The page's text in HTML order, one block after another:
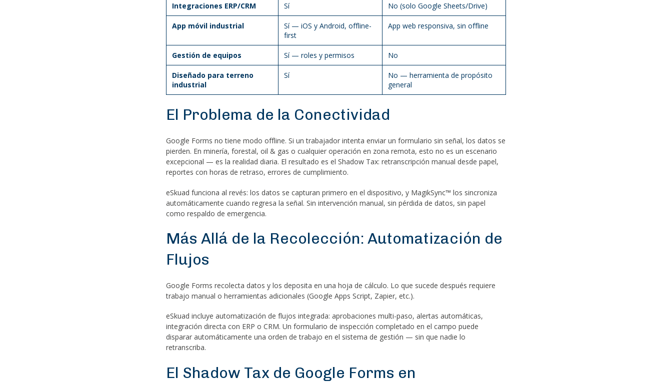
Integraciones ERP/CRM Sí No (solo Google Sheets/Drive)
App móvil industrial
Sí — iOS y Android, offline-
first
App web responsiva, sin offline
Gestión de equipos Sí — roles y permisos No
Diseñado para terreno
industrial
Sí
No — herramienta de propósito
general
El Problema de la Conectividad
Google Forms no tiene modo offline. Si un trabajador intenta enviar un formulario sin señal, los datos se
pierden. En minería, forestal, oil & gas o cualquier operación en zona remota, esto no es un escenario
excepcional — es la realidad diaria. El resultado es el Shadow Tax: retranscripción manual desde papel,
reportes con horas de retraso, errores de cumplimiento.
eSkuad funciona al revés: los datos se capturan primero en el dispositivo, y MagikSync™ los sincroniza
automáticamente cuando regresa la señal. Sin intervención manual, sin pérdida de datos, sin papel
como respaldo de emergencia.
Más Allá de la Recolección: Automatización de
Flujos
Google Forms recolecta datos y los deposita en una hoja de cálculo. Lo que sucede después requiere
trabajo manual o herramientas adicionales (Google Apps Script, Zapier, etc.).
eSkuad incluye automatización de flujos integrada: aprobaciones multi-paso, alertas automáticas,
integración directa con ERP o CRM. Un formulario de inspección completado en el campo puede
disparar automáticamente una orden de trabajo en el sistema de gestión — sin que nadie lo
retranscriba.
El Shadow Tax de Google Forms en